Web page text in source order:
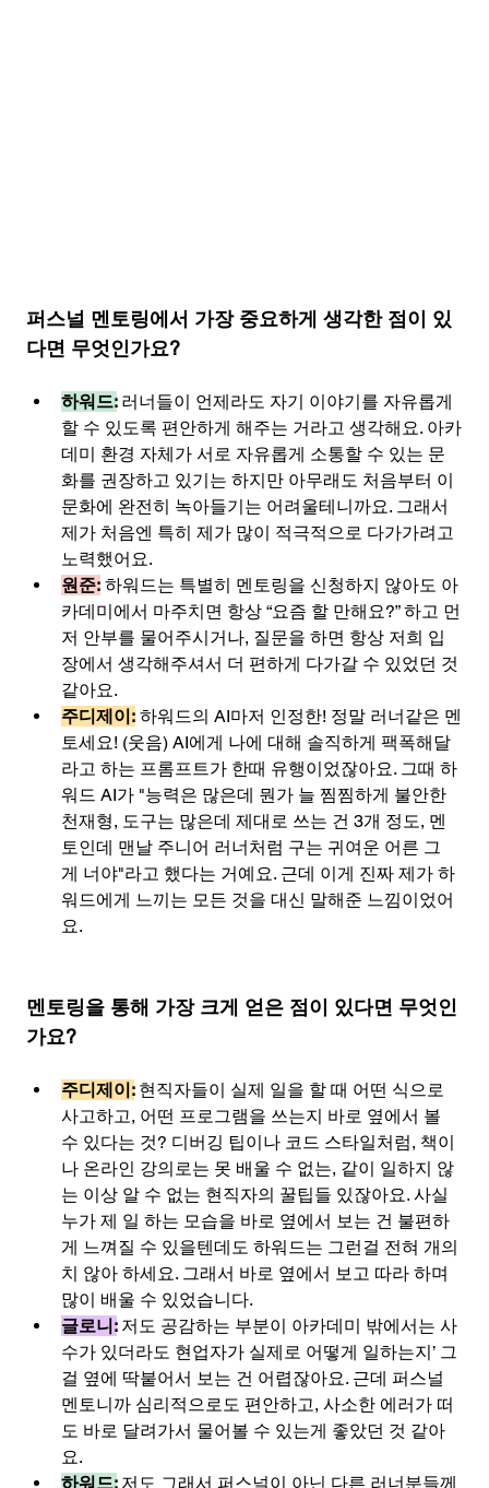
퍼스널 멘토링에서 가장 중요하게 생각한 점이 있
다면 무엇인가요?
하워드: 러너들이 언제라도 자기 이야기를 자유롭게
할 수 있도록 편안하게 해주는 거라고 생각해요. 아카
데미 환경 자체가 서로 자유롭게 소통할 수 있는 문
화를 권장하고 있기는 하지만 아무래도 처음부터 이
문화에 완전히 녹아들기는 어려울테니까요. 그래서
제가 처음엔 특히 제가 많이 적극적으로 다가가려고
노력했어요.
원준: 하워드는 특별히 멘토링을 신청하지 않아도 아
카데미에서 마주치면 항상 “요즘 할 만해요?” 하고 먼
저 안부를 물어주시거나, 질문을 하면 항상 저희 입
장에서 생각해주셔서 더 편하게 다가갈 수 있었던 것
같아요.
주디제이: 하워드의 AI마저 인정한! 정말 러너같은 멘
토세요! (웃음) AI에게 나에 대해 솔직하게 팩폭해달
라고 하는 프롬프트가 한때 유행이었잖아요. 그때 하
워드 AI가 "능력은 많은데 뭔가 늘 찜찜하게 불안한
천재형, 도구는 많은데 제대로 쓰는 건 3개 정도, 멘
토인데 맨날 주니어 러너처럼 구는 귀여운 어른 그
게 너야"라고 했다는 거예요. 근데 이게 진짜 제가 하
워드에게 느끼는 모든 것을 대신 말해준 느낌이었어
요.
멘토링을 통해 가장 크게 얻은 점이 있다면 무엇인
가요?
주디제이: 현직자들이 실제 일을 할 때 어떤 식으로
사고하고, 어떤 프로그램을 쓰는지 바로 옆에서 볼
수 있다는 것? 디버깅 팁이나 코드 스타일처럼, 책이
나 온라인 강의로는 못 배울 수 없는, 같이 일하지 않
는 이상 알 수 없는 현직자의 꿀팁들 있잖아요. 사실
누가 제 일 하는 모습을 바로 옆에서 보는 건 불편하
게 느껴질 수 있을텐데도 하워드는 그런걸 전혀 개의
치 않아 하세요. 그래서 바로 옆에서 보고 따라 하며
많이 배울 수 있었습니다.
글로니: 저도 공감하는 부분이 아카데미 밖에서는 사
수가 있더라도 현업자가 실제로 어떻게 일하는지’ 그
걸 옆에 딱붙어서 보는 건 어렵잖아요. 근데 퍼스널
멘토니까 심리적으로도 편안하고, 사소한 에러가 떠
도 바로 달려가서 물어볼 수 있는게 좋았던 것 같아
요.
하워드: 저도 그래서 퍼스널이 아닌 다른 러너분들께